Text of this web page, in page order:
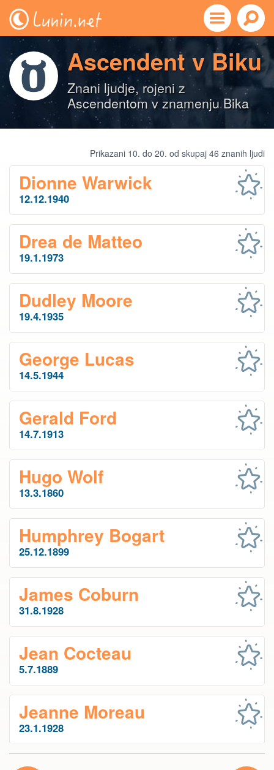
Ascendent v Biku
Znani ljudje, rojeni z
Ascendentom v znamenju Bika
Prikazani 10. do 20. od skupaj 46 znanih ljudi
Dionne Warwick
12.12.1940
Drea de Matteo
19.1.1973
Dudley Moore
19.4.1935
George Lucas
14.5.1944
Gerald Ford
14.7.1913
Hugo Wolf
13.3.1860
Humphrey Bogart
25.12.1899
James Coburn
31.8.1928
Jean Cocteau
5.7.1889
Jeanne Moreau
23.1.1928